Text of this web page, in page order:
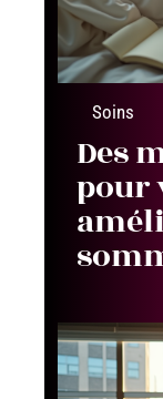
Soins
Des
pour